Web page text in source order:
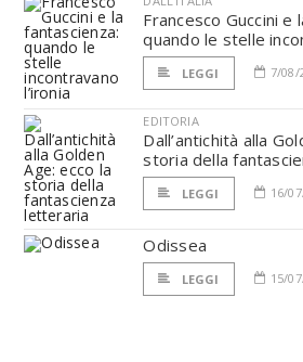
Francesco Guccini e
quando le stelle
LEGGI 7/08/
EDITORIA
Dall’antichità alla
storia della
LEGGI 16/
Odissea
LEGGI 15/